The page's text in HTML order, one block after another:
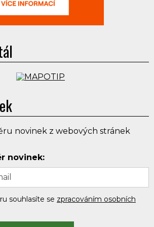
novinek z webových stránek
novinek:
souhlasíte se zpracováním osobních